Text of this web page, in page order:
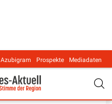
Azubigram Prospekte Mediadaten